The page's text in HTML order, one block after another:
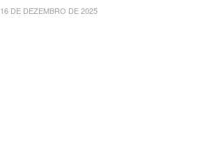
16 DE DEZEMBRO DE 2025